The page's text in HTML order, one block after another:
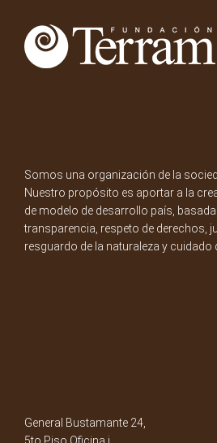
Somos una organización de la
Nuestro propósito es aportar a la
de modelo de desarrollo país,
transparencia, respeto de derechos,
resguardo de la naturaleza y cuidado
General Bustamante 24,
5to Piso Oficina i.